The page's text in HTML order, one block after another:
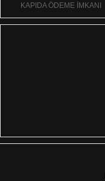
KAPIDA ÖDEME İMKANI